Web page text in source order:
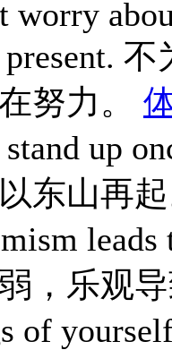
worry
present.
努力。
stand up
东山再起
，乐观
of